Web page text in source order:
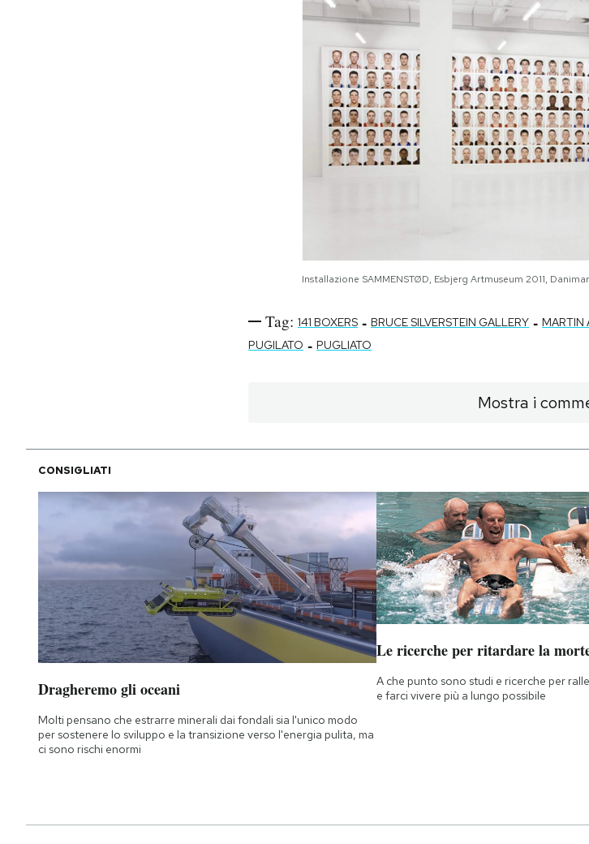
Installazione SAMMENSTØD, Esbjerg Artmuseum 2011,
Tag: 141 BOXERS - BRUCE SILVERSTEIN GALLERY - MARTIN
PUGILATO - PUGLIATO
Mostra i
CONSIGLIATI
Dragheremo gli oceani
Molti pensano che estrarre minerali dai fondali sia l'unico modo
per sostenere lo sviluppo e la transizione verso l'energia pulita, ma
ci sono rischi enormi
Le ricerche per ritardare la
A che punto sono studi e ricerche per
e farci vivere più a lungo possibile